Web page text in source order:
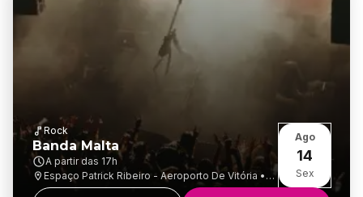
Rock
Banda Malta
A partir das 17h
Espaço Patrick Ribeiro - Aeroporto De Vitória •
Goiabeiras
Ago
14
Sex